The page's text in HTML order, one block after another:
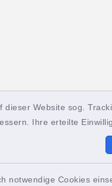
Website sog.
Ihre erteilte
notwendige Cookies